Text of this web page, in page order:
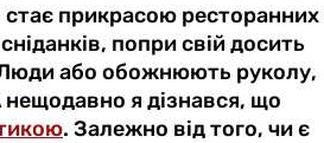
стає прикрасою ресторанних
попри свій досить
або обожнюють руколу,
нещодавно я дізнався, що
. Залежно від того, чи є